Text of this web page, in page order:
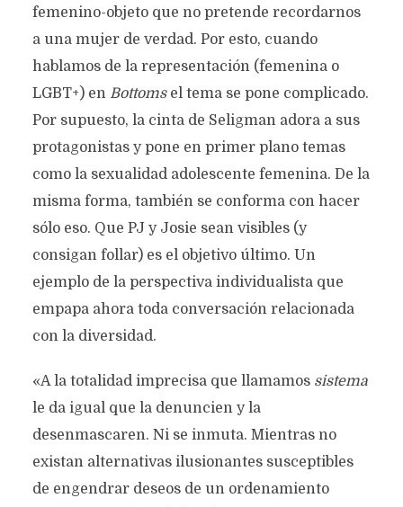
femenino-objeto que no pretende recordarnos
a una mujer de verdad. Por esto, cuando
hablamos de la representación (femenina o
LGBT+) en Bottomsel tema se pone complicado.
Por supuesto, la cinta de Seligman adora a sus
protagonistas y pone en primer plano temas
como la sexualidad adolescente femenina. De la
misma forma, también se conforma con hacer
sólo eso. Que PJ y Josie sean visibles (y
consigan follar) es el objetivo último. Un
ejemplo de la perspectiva individualista que
empapa ahora toda conversación relacionada
con la diversidad.
«A la totalidad imprecisa que llamamos sistema
le da igual que la denuncien y la
desenmascaren. Ni se inmuta. Mientras no
existan alternativas ilusionantes susceptibles
de engendrar deseos de un ordenamiento